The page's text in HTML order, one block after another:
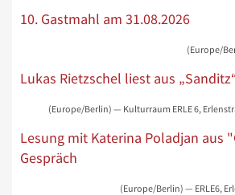
10. Gastmahl am 31.08.2026
(Europe/
Lukas Rietzschel liest aus
(Europe/Berlin) — Kulturraum ERLE 6,
Lesung mit Katerina Poladjan aus
Gespräch
(Europe/Berlin) — ERLE6,